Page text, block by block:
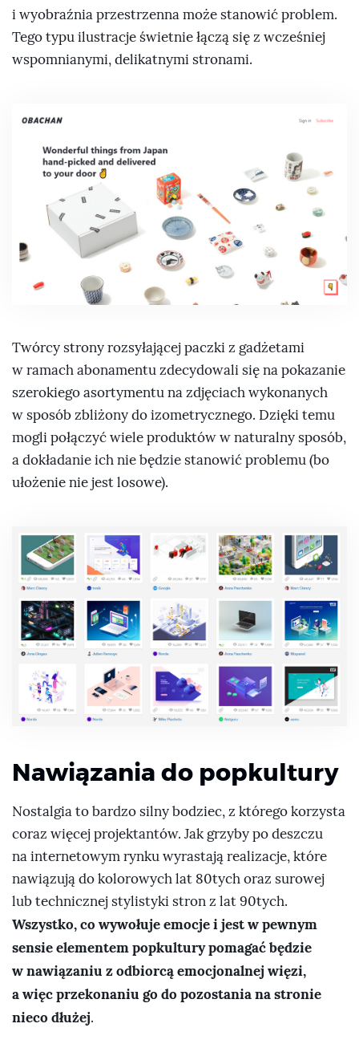
i wyobraźnia przestrzenna może stanowić problem.
Tego typu ilustracje świetnie łączą się z wcześniej
wspomnianymi, delikatnymi stronami.
Twórcy strony rozsyłającej paczki z gadżetami
w ramach abonamentu zdecydowali się na pokazanie
szerokiego asortymentu na zdjęciach wykonanych
w sposób zbliżony do izometrycznego. Dzięki temu
mogli połączyć wiele produktów w naturalny sposób,
a dokładanie ich nie będzie stanowić problemu (bo
ułożenie nie jest losowe).
Nawiązania do popkultury
Nostalgia to bardzo silny bodziec, z którego korzysta
coraz więcej projektantów. Jak grzyby po deszczu
na internetowym rynku wyrastają realizacje, które
nawiązują do kolorowych lat 80tych oraz surowej
lub technicznej stylistyki stron z lat 90tych.
Wszystko, co wywołuje emocje i jest w pewnym
sensie elementem popkultury pomagać będzie
w nawiązaniu z odbiorcą emocjonalnej więzi,
a więc przekonaniu go do pozostania na stronie
nieco dłużej.